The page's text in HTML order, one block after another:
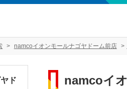
namcoイオンモールナゴヤドーム前店
namcoイ
ド